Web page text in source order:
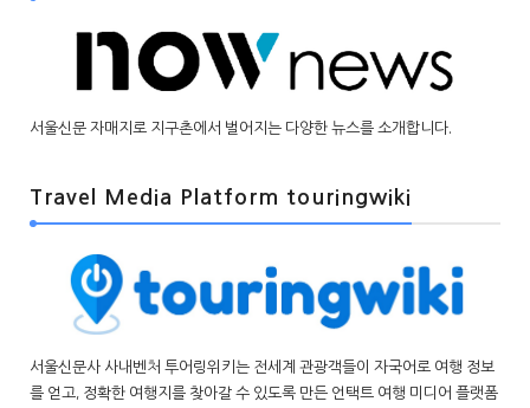
서울신문 자매지로 지구촌에서 벌어지는 다양한 뉴스를 소개합니다.
Travel Media Platform touringwiki
서울신문사 사내벤처 투어링위키는 전세계 관광객들이 자국어로 여행 정보
를 얻고, 정확한 여행지를 찾아갈 수 있도록 만든 언택트 여행 미디어 플랫폼